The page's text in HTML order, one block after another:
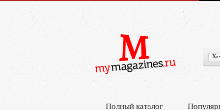
Полный каталог